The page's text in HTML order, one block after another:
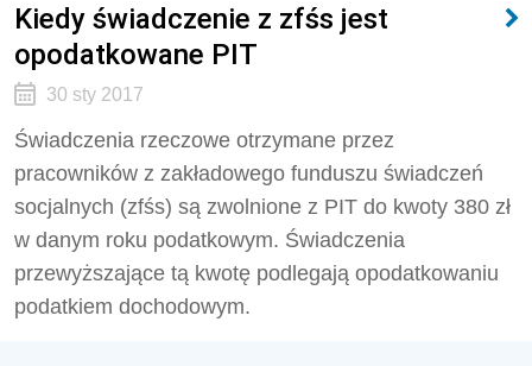
Kiedy świadczenie z zfśs jest
opodatkowane PIT
30 sty 2017
Świadczenia rzeczowe otrzymane przez
pracowników z zakładowego funduszu świadczeń
socjalnych (zfśs) są zwolnione z PIT do kwoty 380 zł
w danym roku podatkowym. Świadczenia
przewyższające tą kwotę podlegają opodatkowaniu
podatkiem dochodowym.